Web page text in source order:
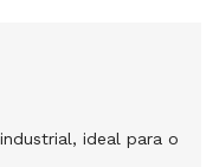
industrial, ideal para o